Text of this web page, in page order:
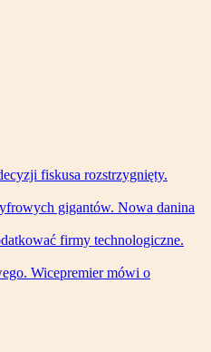
fiskusa rozstrzygnięty.
gigantów. Nowa danina
firmy technologiczne.
Wicepremier mówi o